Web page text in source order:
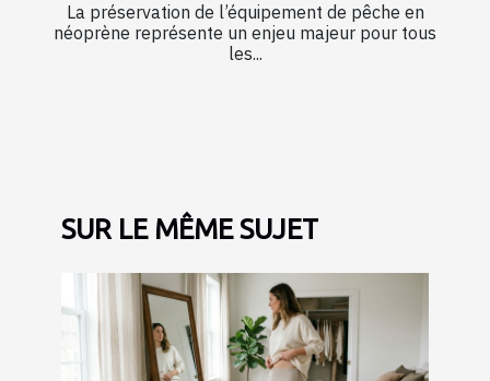
La préservation de l’équipement de pêche en
néoprène représente un enjeu majeur pour tous
les...
SUR LE MÊME SUJET